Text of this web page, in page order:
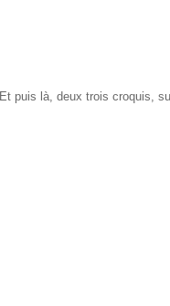
Et puis là, deux trois croquis,